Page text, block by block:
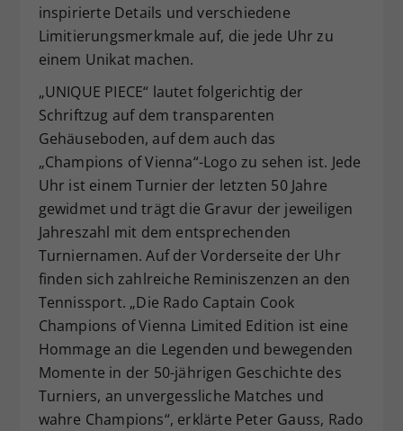
inspirierte Details und verschiedene
Limitierungsmerkmale auf, die jede Uhr zu
einem Unikat machen.
„UNIQUE PIECE“ lautet folgerichtig der
Schriftzug auf dem transparenten
Gehäuseboden, auf dem auch das
„Champions of Vienna“-Logo zu sehen ist. Jede
Uhr ist einem Turnier der letzten 50 Jahre
gewidmet und trägt die Gravur der jeweiligen
Jahreszahl mit dem entsprechenden
Turniernamen. Auf der Vorderseite der Uhr
finden sich zahlreiche Reminiszenzen an den
Tennissport. „Die Rado Captain Cook
Champions of Vienna Limited Edition ist eine
Hommage an die Legenden und bewegenden
Momente in der 50-jährigen Geschichte des
Turniers, an unvergessliche Matches und
wahre Champions“, erklärte Peter Gauss, Rado